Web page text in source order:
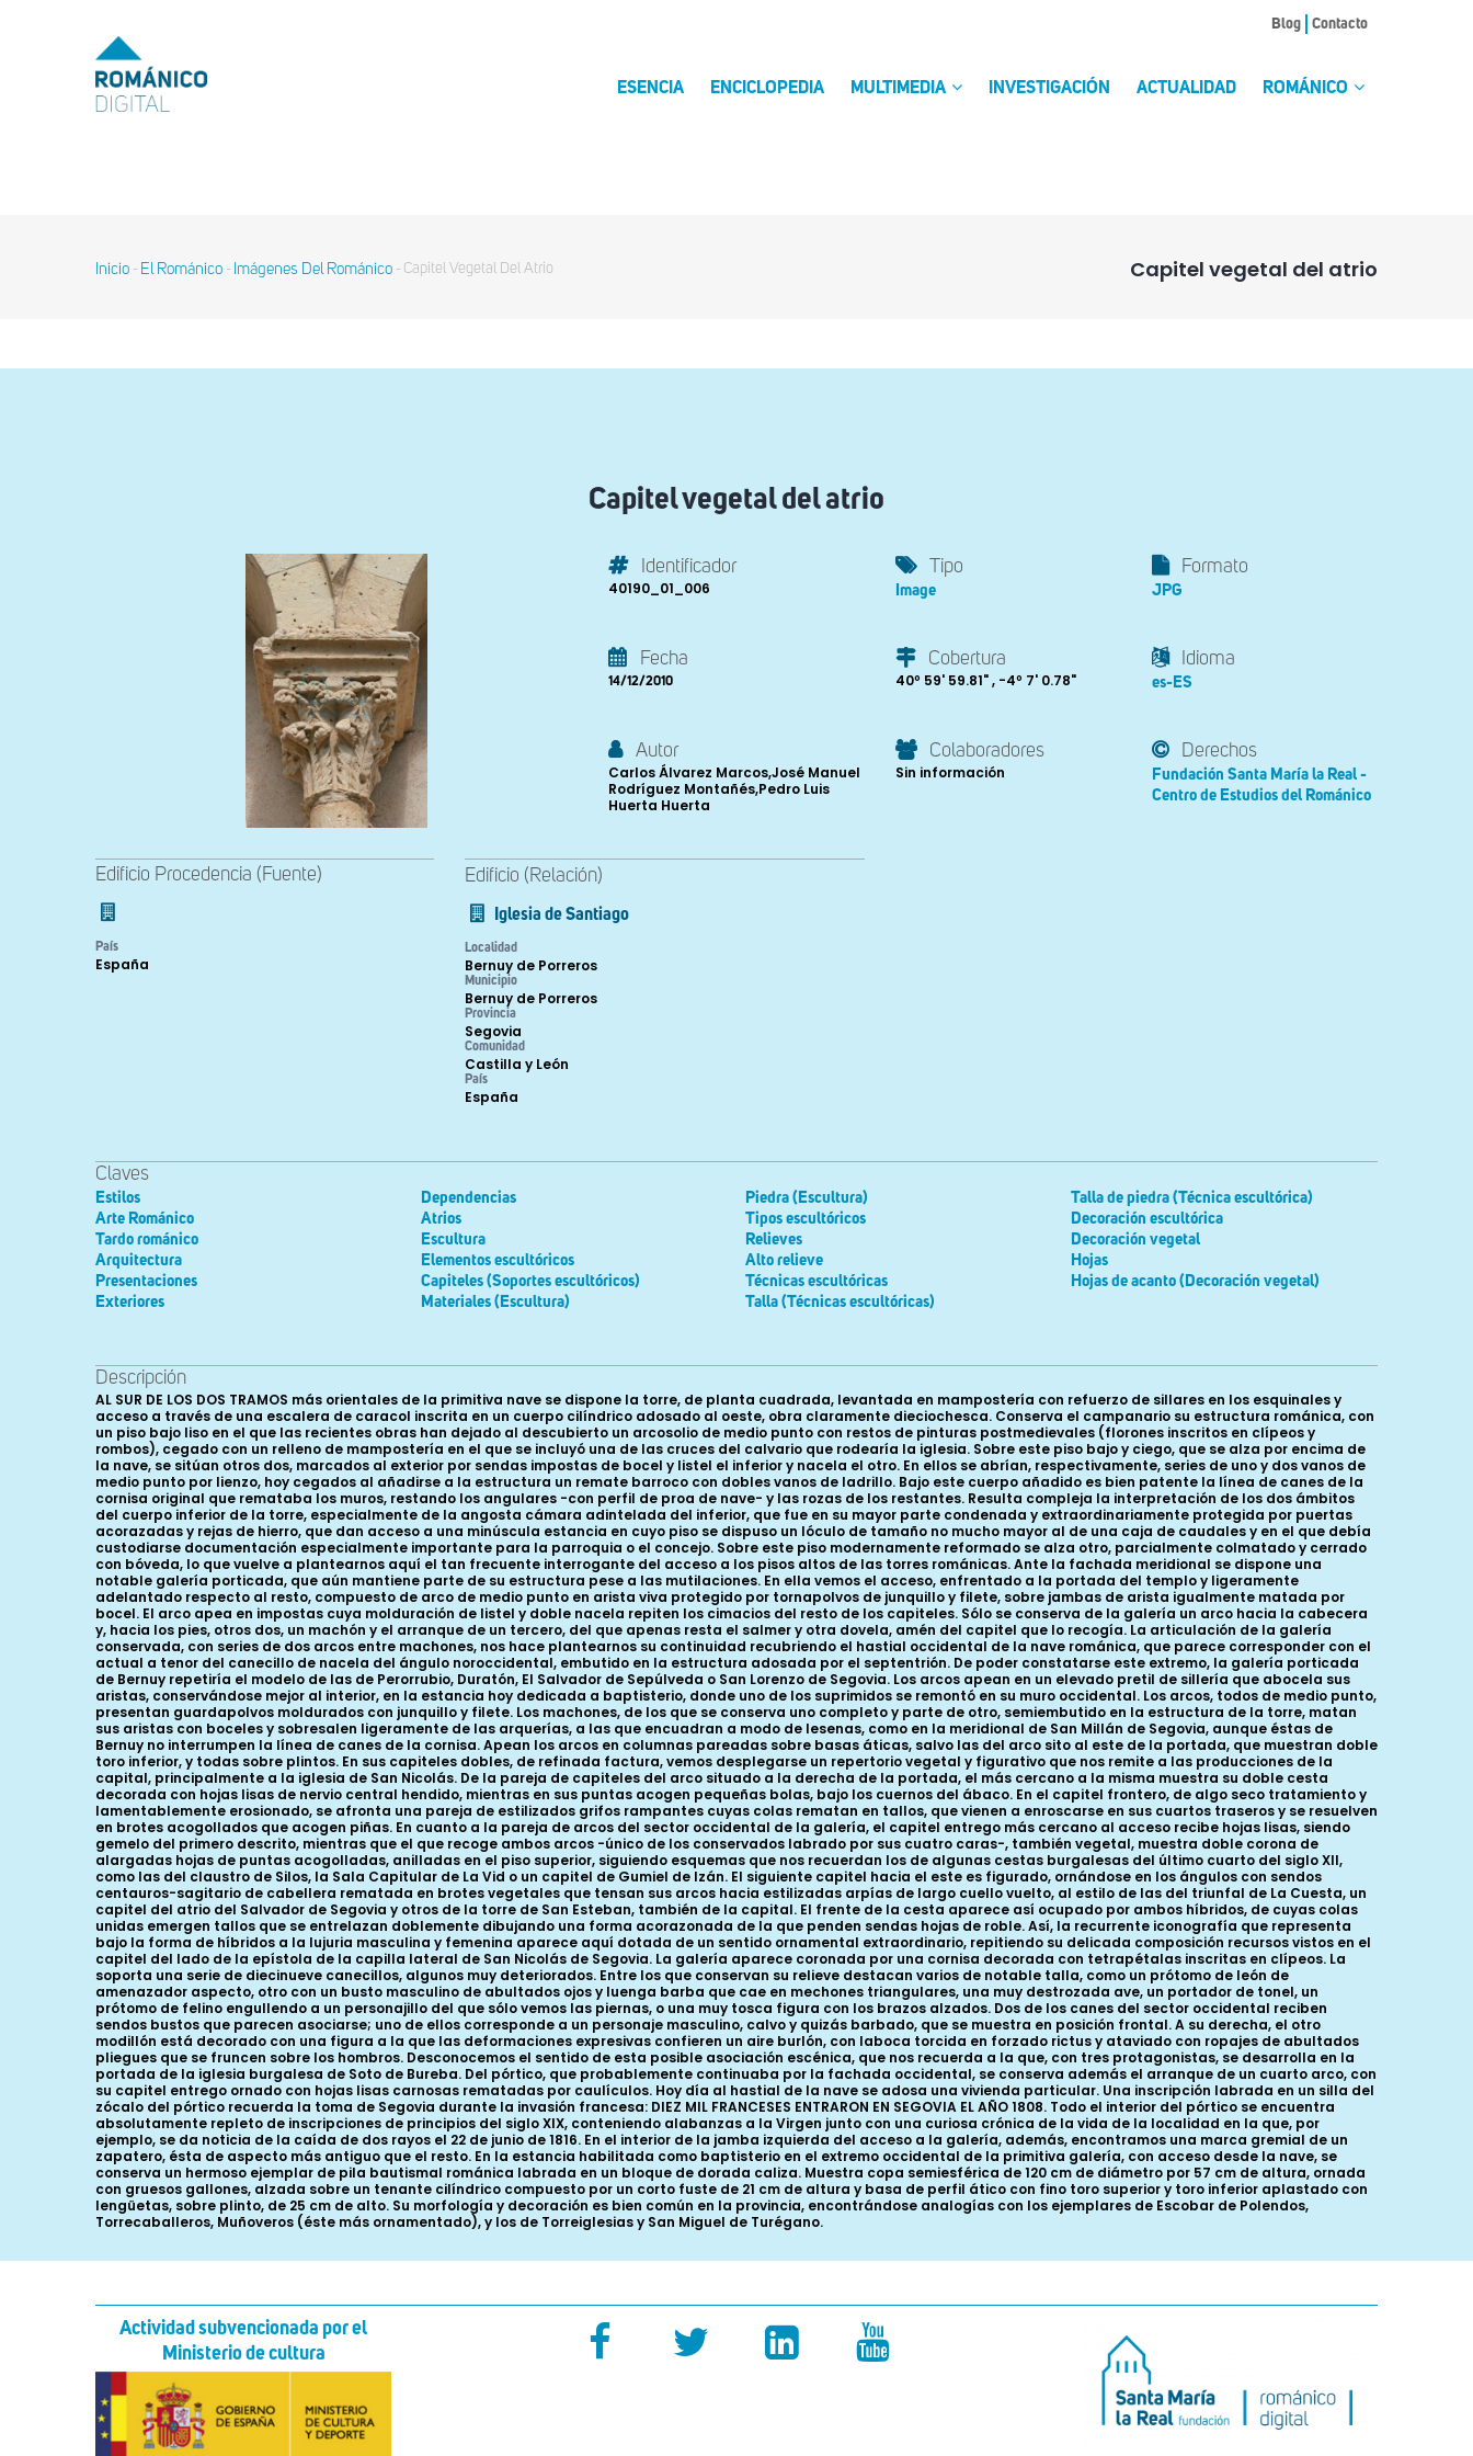
MENU
TOP
Blog Contacto
ESENCIA ENCICLOPEDIA MULTIMEDIA INVESTIGACIÓN ACTUALIDAD ROMÁNICO
Capitel vegetal del atrio
Sobrescribir
Inicio - El Románico - Imágenes Del Románico - Capitel Vegetal Del Atrio
Capitel vegetal del atrio
Identificador
40190_01_006
Tipo
Image
Formato
JPG
Fecha
14/12/2010
Cobertura
40º 59' 59.81" , -4º 7' 0.78"
Idioma
es-ES
Autor
Carlos Álvarez Marcos,José Manuel
Rodríguez Montañés,Pedro Luis
Huerta Huerta
Colaboradores
Sin información
Derechos
Fundación Santa María la Real -
Centro de Estudios del Románico
Edificio Procedencia (Fuente)
País
España
Edificio (Relación)
Iglesia de Santiago
Localidad
Bernuy de Porreros
Municipio
Bernuy de Porreros
Provincia
Segovia
Comunidad
Castilla y León
País
España
Claves
Estilos
Arte Románico
Tardo románico
Arquitectura
Presentaciones
Exteriores
Dependencias
Atrios
Escultura
Elementos escultóricos
Capiteles (Soportes escultóricos)
Materiales (Escultura)
Piedra (Escultura)
Tipos escultóricos
Relieves
Alto relieve
Técnicas escultóricas
Talla (Técnicas escultóricas)
Talla de piedra (Técnica escultórica)
Decoración escultórica
Decoración vegetal
Hojas
Hojas de acanto (Decoración vegetal)
Descripción
AL SUR DE LOS DOS TRAMOS más orientales de la primitiva nave se dispone la torre, de planta cuadrada, levantada en mampostería con refuerzo de sillares en los esquinales y
acceso a través de una escalera de caracol inscrita en un cuerpo cilíndrico adosado al oeste, obra claramente dieciochesca. Conserva el campanario su estructura románica, con
un piso bajo liso en el que las recientes obras han dejado al descubierto un arcosolio de medio punto con restos de pinturas postmedievales (florones inscritos en clípeos y
rombos), cegado con un relleno de mampostería en el que se incluyó una de las cruces del calvario que rodearía la iglesia. Sobre este piso bajo y ciego, que se alza por encima de
la nave, se sitúan otros dos, marcados al exterior por sendas impostas de bocel y listel el inferior y nacela el otro. En ellos se abrían, respectivamente, series de uno y dos vanos de
medio punto por lienzo, hoy cegados al añadirse a la estructura un remate barroco con dobles vanos de ladrillo. Bajo este cuerpo añadido es bien patente la línea de canes de la
cornisa original que remataba los muros, restando los angulares -con perfil de proa de nave- y las rozas de los restantes. Resulta compleja la interpretación de los dos ámbitos
del cuerpo inferior de la torre, especialmente de la angosta cámara adintelada del inferior, que fue en su mayor parte condenada y extraordinariamente protegida por puertas
acorazadas y rejas de hierro, que dan acceso a una minúscula estancia en cuyo piso se dispuso un lóculo de tamaño no mucho mayor al de una caja de caudales y en el que debía
custodiarse documentación especialmente importante para la parroquia o el concejo. Sobre este piso modernamente reformado se alza otro, parcialmente colmatado y cerrado
con bóveda, lo que vuelve a plantearnos aquí el tan frecuente interrogante del acceso a los pisos altos de las torres románicas. Ante la fachada meridional se dispone una
notable galería porticada, que aún mantiene parte de su estructura pese a las mutilaciones. En ella vemos el acceso, enfrentado a la portada del templo y ligeramente
adelantado respecto al resto, compuesto de arco de medio punto en arista viva protegido por tornapolvos de junquillo y filete, sobre jambas de arista igualmente matada por
bocel. El arco apea en impostas cuya molduración de listel y doble nacela repiten los cimacios del resto de los capiteles. Sólo se conserva de la galería un arco hacia la cabecera
y, hacia los pies, otros dos, un machón y el arranque de un tercero, del que apenas resta el salmer y otra dovela, amén del capitel que lo recogía. La articulación de la galería
conservada, con series de dos arcos entre machones, nos hace plantearnos su continuidad recubriendo el hastial occidental de la nave románica, que parece corresponder con el
actual a tenor del canecillo de nacela del ángulo noroccidental, embutido en la estructura adosada por el septentrión. De poder constatarse este extremo, la galería porticada
de Bernuy repetiría el modelo de las de Perorrubio, Duratón, El Salvador de Sepúlveda o San Lorenzo de Segovia. Los arcos apean en un elevado pretil de sillería que abocela sus
aristas, conservándose mejor al interior, en la estancia hoy dedicada a baptisterio, donde uno de los suprimidos se remontó en su muro occidental. Los arcos, todos de medio punto,
presentan guardapolvos moldurados con junquillo y filete. Los machones, de los que se conserva uno completo y parte de otro, semiembutido en la estructura de la torre, matan
sus aristas con boceles y sobresalen ligeramente de las arquerías, a las que encuadran a modo de lesenas, como en la meridional de San Millán de Segovia, aunque éstas de
Bernuy no interrumpen la línea de canes de la cornisa. Apean los arcos en columnas pareadas sobre basas áticas, salvo las del arco sito al este de la portada, que muestran doble
toro inferior, y todas sobre plintos. En sus capiteles dobles, de refinada factura, vemos desplegarse un repertorio vegetal y figurativo que nos remite a las producciones de la
capital, principalmente a la iglesia de San Nicolás. De la pareja de capiteles del arco situado a la derecha de la portada, el más cercano a la misma muestra su doble cesta
decorada con hojas lisas de nervio central hendido, mientras en sus puntas acogen pequeñas bolas, bajo los cuernos del ábaco. En el capitel frontero, de algo seco tratamiento y
lamentablemente erosionado, se afronta una pareja de estilizados grifos rampantes cuyas colas rematan en tallos, que vienen a enroscarse en sus cuartos traseros y se resuelven
en brotes acogollados que acogen piñas. En cuanto a la pareja de arcos del sector occidental de la galería, el capitel entrego más cercano al acceso recibe hojas lisas, siendo
gemelo del primero descrito, mientras que el que recoge ambos arcos -único de los conservados labrado por sus cuatro caras-, también vegetal, muestra doble corona de
alargadas hojas de puntas acogolladas, anilladas en el piso superior, siguiendo esquemas que nos recuerdan los de algunas cestas burgalesas del último cuarto del siglo XII,
como las del claustro de Silos, la Sala Capitular de La Vid o un capitel de Gumiel de Izán. El siguiente capitel hacia el este es figurado, ornándose en los ángulos con sendos
centauros-sagitario de cabellera rematada en brotes vegetales que tensan sus arcos hacia estilizadas arpías de largo cuello vuelto, al estilo de las del triunfal de La Cuesta, un
capitel del atrio del Salvador de Segovia y otros de la torre de San Esteban, también de la capital. El frente de la cesta aparece así ocupado por ambos híbridos, de cuyas colas
unidas emergen tallos que se entrelazan doblemente dibujando una forma acorazonada de la que penden sendas hojas de roble. Así, la recurrente iconografía que representa
bajo la forma de híbridos a la lujuria masculina y femenina aparece aquí dotada de un sentido ornamental extraordinario, repitiendo su delicada composición recursos vistos en el
capitel del lado de la epístola de la capilla lateral de San Nicolás de Segovia. La galería aparece coronada por una cornisa decorada con tetrapétalas inscritas en clípeos. La
soporta una serie de diecinueve canecillos, algunos muy deteriorados. Entre los que conservan su relieve destacan varios de notable talla, como un prótomo de león de
amenazador aspecto, otro con un busto masculino de abultados ojos y luenga barba que cae en mechones triangulares, una muy destrozada ave, un portador de tonel, un
prótomo de felino engullendo a un personajillo del que sólo vemos las piernas, o una muy tosca figura con los brazos alzados. Dos de los canes del sector occidental reciben
sendos bustos que parecen asociarse; uno de ellos corresponde a un personaje masculino, calvo y quizás barbado, que se muestra en posición frontal. A su derecha, el otro
modillón está decorado con una figura a la que las deformaciones expresivas confieren un aire burlón, con laboca torcida en forzado rictus y ataviado con ropajes de abultados
pliegues que se fruncen sobre los hombros. Desconocemos el sentido de esta posible asociación escénica, que nos recuerda a la que, con tres protagonistas, se desarrolla en la
portada de la iglesia burgalesa de Soto de Bureba. Del pórtico, que probablemente continuaba por la fachada occidental, se conserva además el arranque de un cuarto arco, con
su capitel entrego ornado con hojas lisas carnosas rematadas por caulículos. Hoy día al hastial de la nave se adosa una vivienda particular. Una inscripción labrada en un silla del
zócalo del pórtico recuerda la toma de Segovia durante la invasión francesa: DIEZ MIL FRANCESES ENTRARON EN SEGOVIA EL AÑO 1808. Todo el interior del pórtico se encuentra
absolutamente repleto de inscripciones de principios del siglo XIX, conteniendo alabanzas a la Virgen junto con una curiosa crónica de la vida de la localidad en la que, por
ejemplo, se da noticia de la caída de dos rayos el 22 de junio de 1816. En el interior de la jamba izquierda del acceso a la galería, además, encontramos una marca gremial de un
zapatero, ésta de aspecto más antiguo que el resto. En la estancia habilitada como baptisterio en el extremo occidental de la primitiva galería, con acceso desde la nave, se
conserva un hermoso ejemplar de pila bautismal románica labrada en un bloque de dorada caliza. Muestra copa semiesférica de 120 cm de diámetro por 57 cm de altura, ornada
con gruesos gallones, alzada sobre un tenante cilíndrico compuesto por un corto fuste de 21 cm de altura y basa de perfil ático con fino toro superior y toro inferior aplastado con
lengüetas, sobre plinto, de 25 cm de alto. Su morfología y decoración es bien común en la provincia, encontrándose analogías con los ejemplares de Escobar de Polendos,
Torrecaballeros, Muñoveros (éste más ornamentado), y los de Torreiglesias y San Miguel de Turégano.
Actividad subvencionada por el
Ministerio de cultura